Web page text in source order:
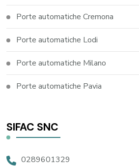
Porte automatiche Cremona
Porte automatiche Lodi
Porte automatiche Milano
Porte automatiche Pavia
SIFAC SNC
0289601329